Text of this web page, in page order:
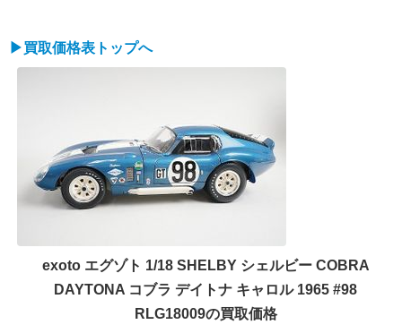
▶買取価格表トップへ
exoto エグゾト 1/18 SHELBY シェルビー COBRA
DAYTONA コブラ デイトナ キャロル 1965 #98
RLG18009の買取価格